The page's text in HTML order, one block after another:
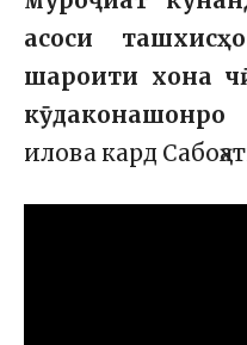
асоси
шароити хона
илова кард